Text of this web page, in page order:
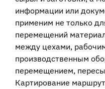
информации или
применим не только
перемещений
между цехами,
производственным
перемещением,
Картирование